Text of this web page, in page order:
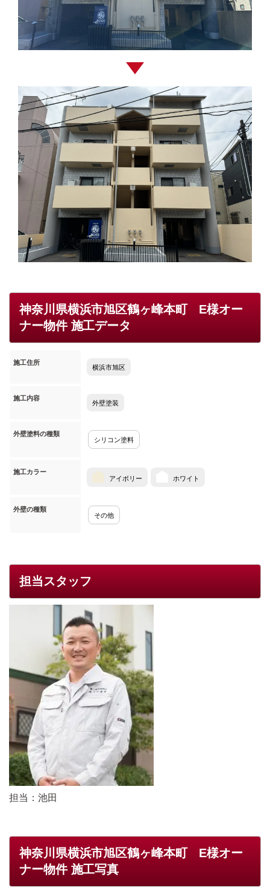
神奈川県横浜市旭区鶴ヶ峰本町 E様オー
ナー物件 施工データ
施工住所 横浜市旭区
施工内容 外壁塗装
外壁塗料の種類
シリコン塗料
施工カラー
アイボリー ホワイト
外壁の種類
その他
担当スタッフ
担当：池田
神奈川県横浜市旭区鶴ヶ峰本町 E様オー
ナー物件 施工写真